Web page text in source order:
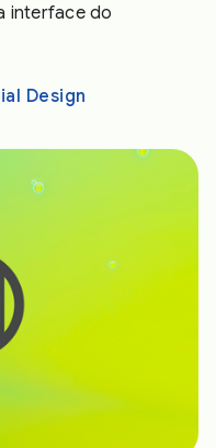
interface do
Design